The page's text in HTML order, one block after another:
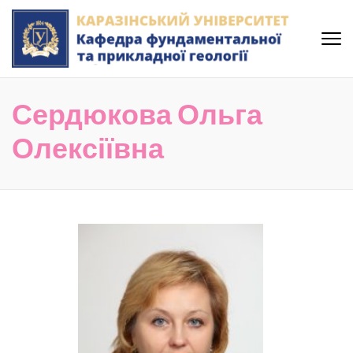
Skip
content
(Press
Кафедра фундаментальної
та прикладної геології
Каразінського Університету
Сердюкова Ольга
Олексіївна